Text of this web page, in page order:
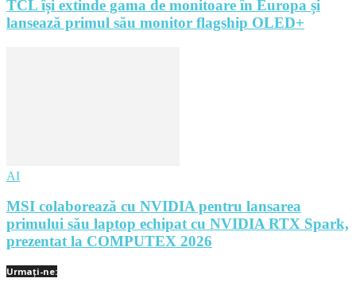
TCL își extinde gama de monitoare în Europa și
lansează primul său monitor flagship OLED+
AI
MSI colaborează cu NVIDIA pentru lansarea
primului său laptop echipat cu NVIDIA RTX Spark,
prezentat la COMPUTEX 2026
Urmați-ne: